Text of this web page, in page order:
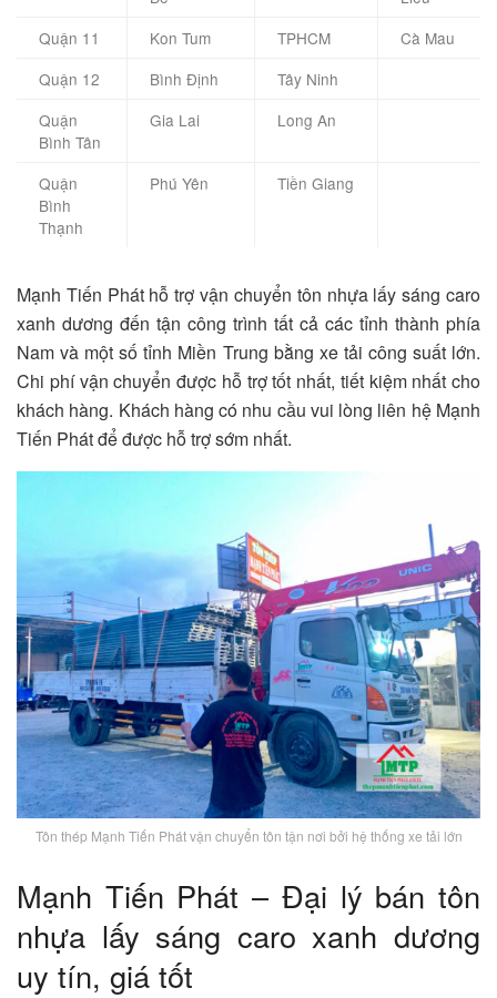
Quận 11
Kon Tum TPHCM
Cà Mau
Quận 12
Bình Định
Tây Ninh
Quận
Bình Tân
Gia Lai Long An
Quận
Bình
Thạnh
Phú Yên Tiền Giang
Mạnh Tiến Phát hỗ trợ vận chuyển tôn nhựa lấy sáng caro
xanh dương đến tận công trình tất cả các tỉnh thành phía
Nam và một số tỉnh Miền Trung bằng xe tải công suất lớn.
Chi phí vận chuyển được hỗ trợ tốt nhất, tiết kiệm nhất cho
khách hàng. Khách hàng có nhu cầu vui lòng liên hệ Mạnh
Tiến Phát để được hỗ trợ sớm nhất.
Tôn thép Mạnh Tiến Phát vận chuyển tôn tận nơi bởi hệ thống xe tải lớn
Mạnh Tiến Phát – Đại lý bán tôn
nhựa lấy sáng caro xanh dương
uy tín, giá tốt